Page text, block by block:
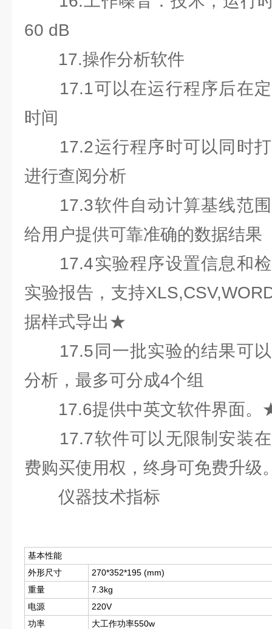
60 dB
17.操作分析软件
17.1可以在运行程序后在定
时间
17.2运行程序时可以同时打
进行查阅分析
17.3软件自动计算基线范围
给用户提供可靠准确的数据结果
17.4实验程序设置信息和检
实验报告，支持
据样式导出★
17.5同一批实验的结果可以
分析，最多可分成4个组
17.6提供中英文软件界面。
17.7软件可以无限制安装在
费购买使用权，终身可免费升
仪器技术指标
基本性能
外形尺寸
270*352*195 (mm)
重量
7.3kg
电源
220V
功率
大工作功率550w